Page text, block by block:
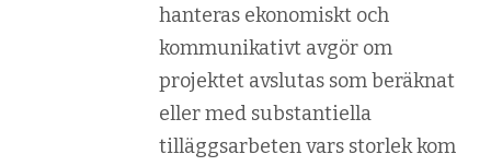
hanteras ekonomiskt och
kommunikativt avgör om
projektet avslutas som beräknat
eller med substantiella
tilläggsarbeten vars storlek kom